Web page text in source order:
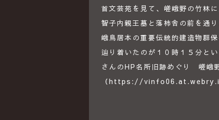
首文芸苑を見て、嵯峨野の竹林
智子内親王墓と落柿舎の前を通
峨鳥居本の重要伝統的建造物群
辿り着いたのが１０時１５分と
さんのHP名所旧跡めぐり 嵯峨
（https://